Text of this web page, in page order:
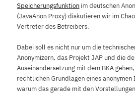
Speicherungsfunktion im deutschen
(JavaAnon Proxy) diskutieren wir im
Vertreter des Betreibers.
Dabei soll es nicht nur um die
Anonymizern, das Projekt JAP und die
Auseinandersetzung mit dem BKA
rechtlichen Grundlagen eines
warum das gerade mit den